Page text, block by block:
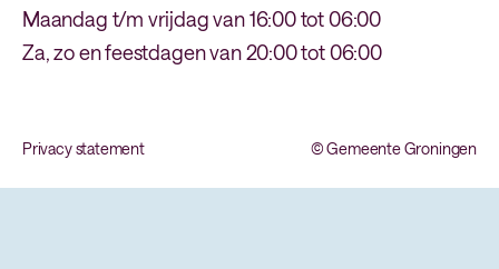
Maandag t/m vrijdag van 16:00 tot 06:00
Za, zo en feestdagen van 20:00 tot 06:00
Privacy statement © Gemeente Groningen